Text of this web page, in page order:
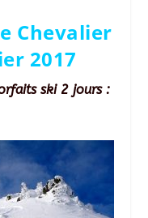
Chevalier
2017
ski 2 jours :